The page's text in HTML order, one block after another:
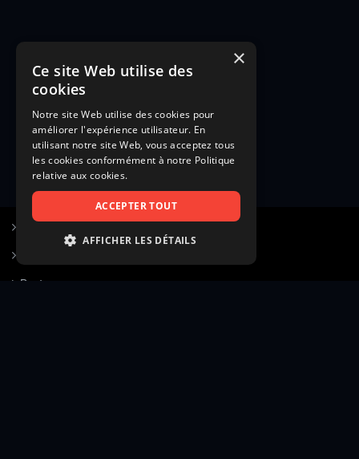
Poster une annonce
×
Ce site Web utilise des
cookies
Notre site Web utilise des cookies pour
améliorer l'expérience utilisateur. En
utilisant notre site Web, vous acceptez tous
les cookies conformément à notre Politique
relative aux cookies.
ACCEPTER TOUT
AFFICHER LES DÉTAILS